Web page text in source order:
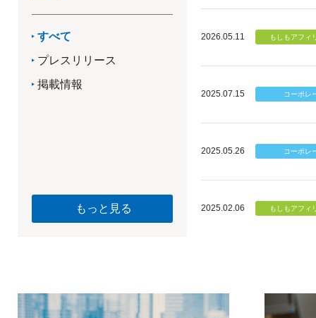
すべて
プレスリリース
掲載情報
もっと見る
2026.05.11
2025.07.15
2025.05.26
2025.02.06